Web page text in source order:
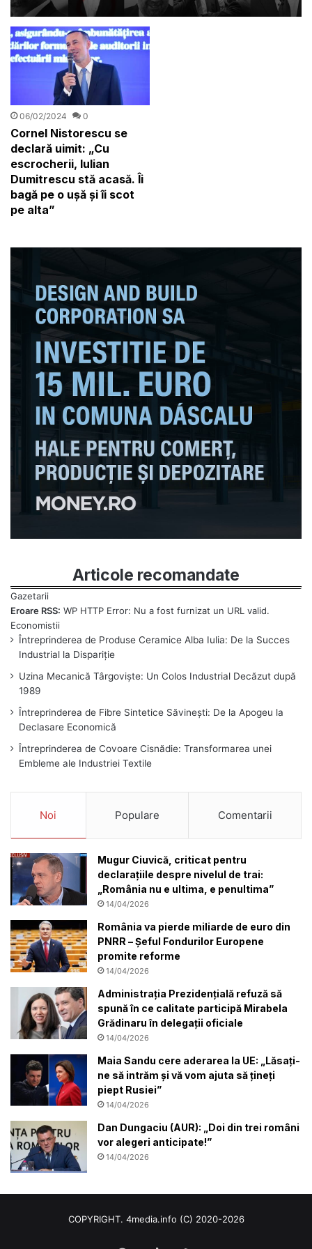
06/02/2024 0
Cornel Nistorescu se
declară uimit: „Cu
escrocherii, Iulian
Dumitrescu stă acasă. Îi
bagă pe o ușă și îi scot
pe alta”
Articole recomandate
Eroare RSS: WP HTTP Error: Nu a fost furnizat un URL valid.
Întreprinderea de Produse Ceramice Alba Iulia: De la Succes
Industrial la Dispariție
Uzina Mecanică Târgoviște: Un Colos Industrial Decăzut după
1989
Întreprinderea de Fibre Sintetice Săvinești: De la Apogeu la
Declasare Economică
Întreprinderea de Covoare Cisnădie: Transformarea unei
Embleme ale Industriei Textile
Noi Populare Comentarii
Mugur Ciuvică, criticat pentru
declarațiile despre nivelul de trai:
„România nu e ultima, e penultima”
14/04/2026
România va pierde miliarde de euro din
PNRR – Șeful Fondurilor Europene
promite reforme
14/04/2026
Administrația Prezidențială refuză să
spună în ce calitate participă Mirabela
Grădinaru în delegații oficiale
14/04/2026
Maia Sandu cere aderarea la UE: „Lăsați-
ne să intrăm și vă vom ajuta să țineți
piept Rusiei”
14/04/2026
Dan Dungaciu (AUR): „Doi din trei români
vor alegeri anticipate!”
14/04/2026
COPYRIGHT. 4media.info (C) 2020-2026